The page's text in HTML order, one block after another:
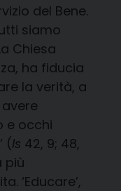
del Bene.
siamo
Chiesa
ha fiducia
la verità, a
e occhi
(Is 42, 9; 48,
più
‘Educare’,